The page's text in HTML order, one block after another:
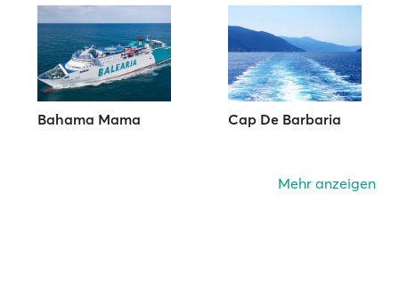
Bahama Mama Cap De Barbaria
Mehr anzeigen